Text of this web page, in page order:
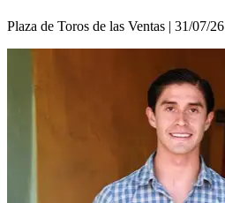
Plaza de Toros de las Ventas | 31/07/26